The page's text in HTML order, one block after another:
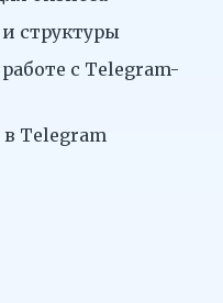
структуры
с Telegram-
в Telegram